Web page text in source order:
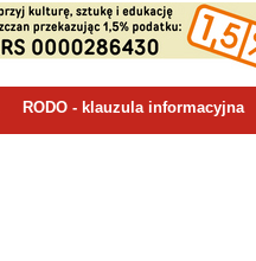
RODO - klauzula informacyjna